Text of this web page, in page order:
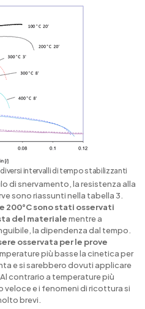
diversi intervalli di tempo stabilizzanti
di snervamento, la resistenza alla
sono riassunti nella tabella 3.
200°C sono stati osservati
del materialementre a
la dipendenza dal tempo.
osservata per le prove
più basse la cinetica per
e si sarebbero dovuti applicare
contrario a temperature più
e i fenomeni di ricottura si
brevi.